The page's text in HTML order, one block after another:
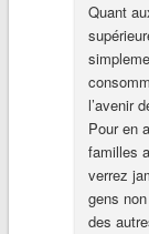
Quant
l’avenir
Pour en
familles
verrez
gens
des